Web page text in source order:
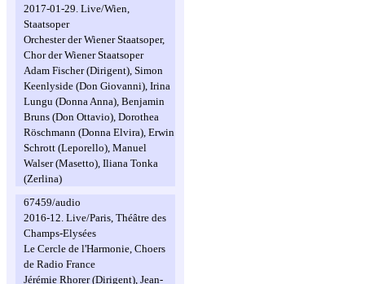
2017-01-29. Live/Wien,
Staatsoper
Orchester der Wiener Staatsoper,
Chor der Wiener Staatsoper
Adam Fischer (Dirigent), Simon
Keenlyside (Don Giovanni), Irina
Lungu (Donna Anna), Benjamin
Bruns (Don Ottavio), Dorothea
Röschmann (Donna Elvira), Erwin
Schrott (Leporello), Manuel
Walser (Masetto), Iliana Tonka
(Zerlina)
67459/audio
2016-12. Live/Paris, Théâtre des
Champs-Elysées
Le Cercle de l'Harmonie, Choers
de Radio France
Jérémie Rhorer (Dirigent), Jean-